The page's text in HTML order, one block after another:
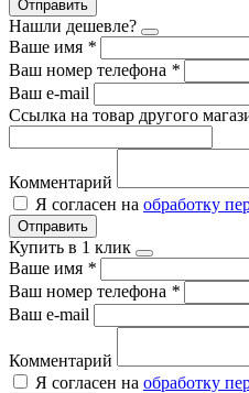
Отправить
Нашли дешевле?
Ваше имя *
Ваш номер телефона *
Ваш e-mail
Ссылка на товар другого
Комментарий
Я согласен на обработку
Отправить
Купить в 1 клик
Ваше имя *
Ваш номер телефона *
Ваш e-mail
Комментарий
Я согласен на обработку